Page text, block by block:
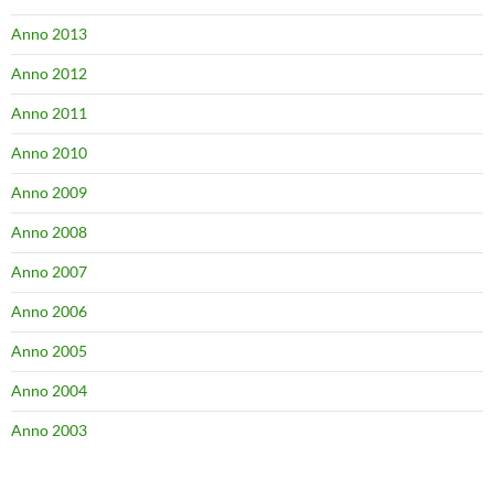
Anno 2013
Anno 2012
Anno 2011
Anno 2010
Anno 2009
Anno 2008
Anno 2007
Anno 2006
Anno 2005
Anno 2004
Anno 2003